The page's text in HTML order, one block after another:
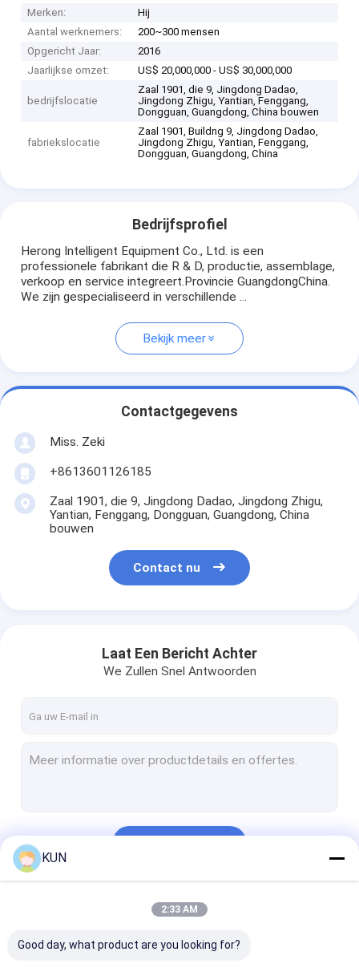
Merken:
Hij
Aantal werknemers:
200~300 mensen
Opgericht Jaar:
2016
Jaarlijkse omzet:
US$ 20,000,000 - US$ 30,000,000
bedrijfslocatie
Zaal 1901, die 9, Jingdong Dadao,
Jingdong Zhigu, Yantian, Fenggang,
Dongguan, Guangdong, China bouwen
fabriekslocatie
Zaal 1901, Buildng 9, Jingdong Dadao,
Jingdong Zhigu, Yantian, Fenggang,
Dongguan, Guangdong, China
Bedrijfsprofiel
Herong Intelligent Equipment Co., Ltd. is een
professionele fabrikant die R & D, productie, assemblage,
verkoop en service integreert.Provincie GuangdongChina.
We zijn gespecialiseerd in verschillende ...
Bekijk meer
Contactgegevens
Miss. Zeki
+8613601126185
Zaal 1901, die 9, Jingdong Dadao, Jingdong Zhigu,
Yantian, Fenggang, Dongguan, Guangdong, China
bouwen
Contact nu
Laat Een Bericht Achter
We Zullen Snel Antwoorden
KUN
2:33 AM
Good day, what product are you looking for?